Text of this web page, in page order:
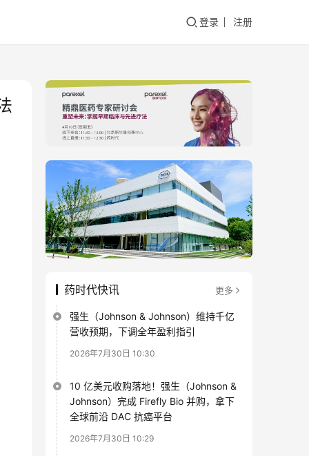
登录 注册
药时代快讯 更多
强生（Johnson & Johnson）维持千亿
营收预期，下调全年盈利指引
2026年7月30日 10:30
10 亿美元收购落地！强生（Johnson &
Johnson）完成 Firefly Bio 并购，拿下
全球前沿 DAC 抗癌平台
2026年7月30日 10:29